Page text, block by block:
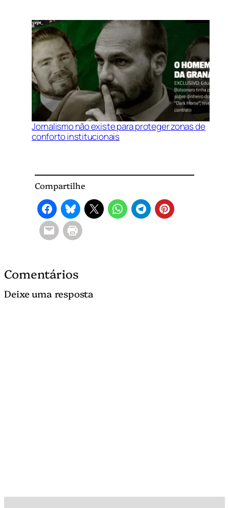
Jornalismo não existe para proteger zonas de
conforto institucionais
Compartilhe
Comentários
Deixe uma resposta